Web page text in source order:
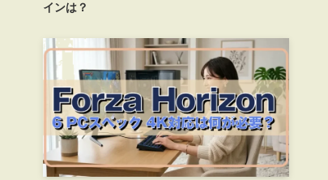
インは？